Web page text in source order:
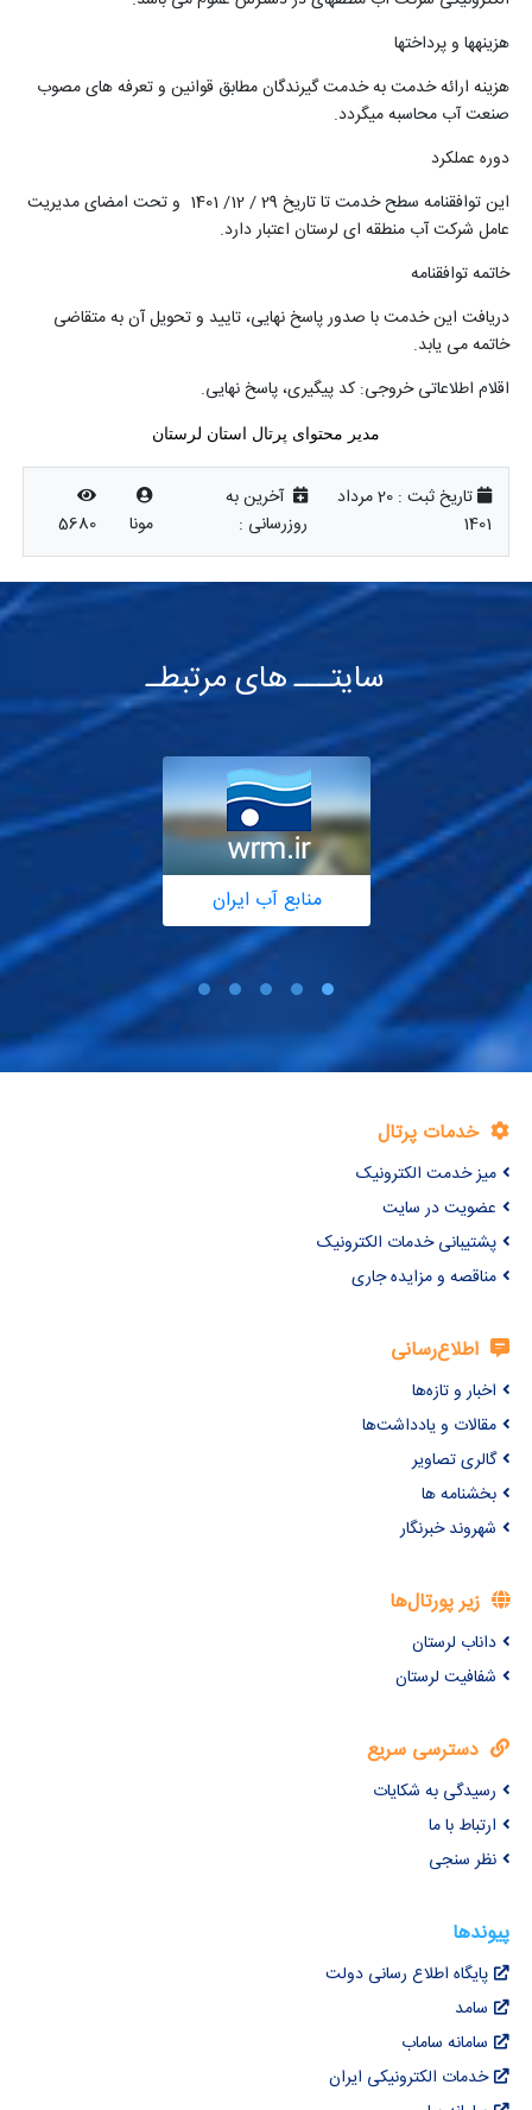
هزینه­ها و پرداخت­ها
هزینه ارائه خدمت به خدمت گیرندگان مطابق قوانین و تعرفه های مصوب
صنعت آب محاسبه می­گردد.
دوره عملکرد
این توافقنامه سطح خدمت تا تاریخ 29 / 12/ 1401 و تحت امضای مدیریت
عامل شرکت آب منطقه ای لرستان اعتبار دارد.
خاتمه توافقنامه
دریافت این خدمت با صدور پاسخ نهایی، تایید و تحویل آن به متقاضی
خاتمه می یابد.
اقلام اطلاعاتی خروجی: کد پیگیری، پاسخ نهایی.
مدیر محتوای پرتال استان لرستان
تاریخ ثبت :
20 مرداد
1401
آخرین به
روزرسانی :
مونا 5680
سایتـــ های مرتبطـ
منابع آب ایران
خدمات پرتال
میز خدمت الکترونیک
عضویت در سایت
پشتیبانی خدمات الکترونیک
مناقصه و مزایده جاری
اطلاع‌رسانی
اخبار و تازه‌ها
مقالات و یادداشت‌ها
گالری تصاویر
بخشنامه ها
شهروند خبرنگار
زیر پورتال‌ها
داناب لرستان
شفافیت لرستان
دسترسی سریع
رسیدگی به شکایات
ارتباط با ما
نظر سنجی
پیوندها
پایگاه اطلاع رسانی دولت
سامد
سامانه ساماب
خدمات الکترونیکی ایران